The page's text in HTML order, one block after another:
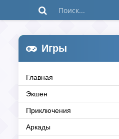
Игры
Главная
Экшен
Приключения
Аркады